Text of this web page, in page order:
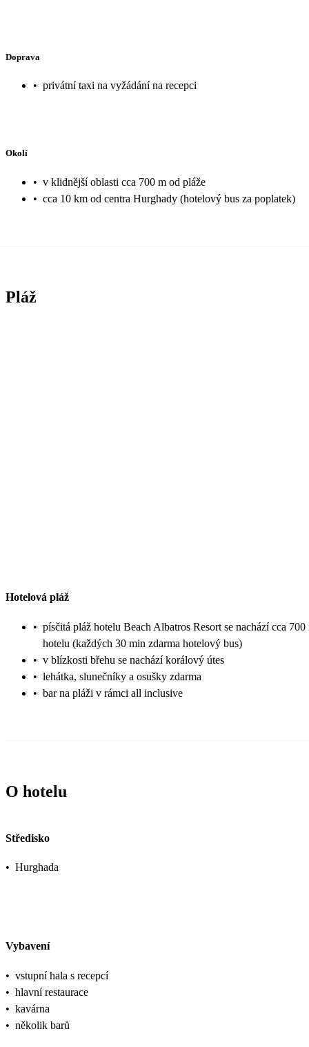
Doprava
• privátní taxi na vyžádání na recepci
Okolí
• v klidnější oblasti cca 700 m od pláže
• cca 10 km od centra Hurghady (hotelový bus za poplatek)
Pláž
Hotelová pláž
• písčitá pláž hotelu Beach Albatros Resort se nachází cca 700
hotelu (každých 30 min zdarma hotelový bus)
• v blízkosti břehu se nachází korálový útes
• lehátka, slunečníky a osušky zdarma
• bar na pláži v rámci all inclusive
O hotelu
Středisko
• Hurghada
Vybavení
• vstupní hala s recepcí
• hlavní restaurace
• kavárna
• několik barů